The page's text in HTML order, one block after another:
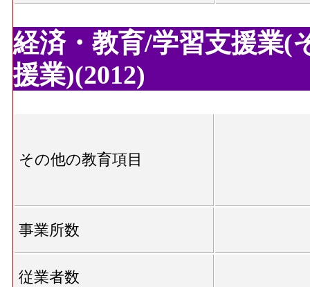
経済・教育/学習支援業(
援業)(2012)
その他の教育項目
事業所数
従業者数